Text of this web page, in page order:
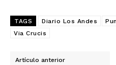
TAGS Diario Los Andes
Via Crucis
Artículo anterior